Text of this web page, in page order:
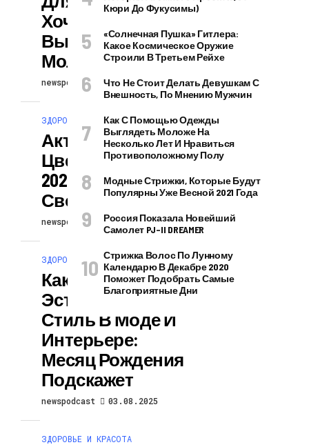
Хочет
Выглядеть
Моложе
newspodcast 04.08.2025
ЗДОРОВЬЕ И КРАСОТА
Актуальные
Цвета Губ Лета
2025: И Как Найти
Свой
newspodcast 03.08.2025
ЗДОРОВЬЕ И КРАСОТА
Какой Ваш
Эстетический
Стиль В Моде И
Интерьере:
Месяц Рождения
Подскажет
newspodcast 03.08.2025
ЗДОРОВЬЕ И КРАСОТА
Кюри До Фукусимы)
«Солнечная Пушка» Гитлера:
Какое Космическое Оружие
Строили В Третьем Рейхе
Что Не Стоит Делать Девушкам С
Внешность, По Мнению Мужчин
Как С Помощью Одежды
Выглядеть Моложе На
Несколько Лет И Нравиться
Противоположному Полу
Модные Стрижки, Которые Будут
Популярны Уже Весной 2021 Года
Россия Показала Новейший
Самолет PJ–II DREAMER
Стрижка Волос По Лунному
Календарю В Декабре 2020
Поможет Подобрать Самые
Благоприятные Дни